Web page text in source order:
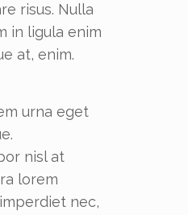
risus. Nulla
in ligula enim
at, enim.
urna eget
nisl at
lorem
nec,